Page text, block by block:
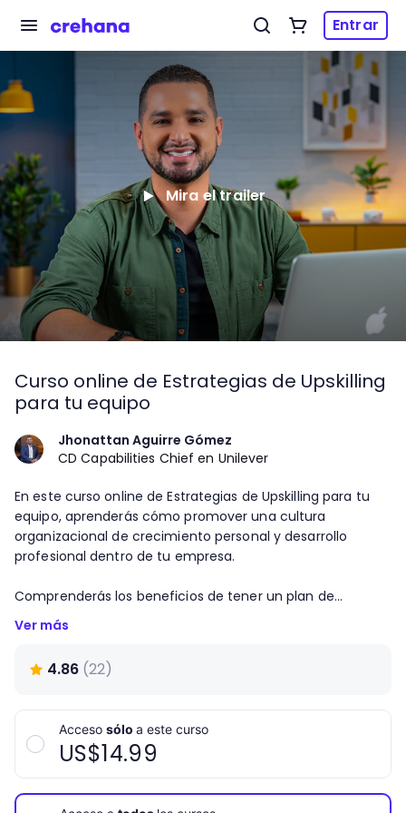
Entrar
Mira el trailer
Curso online de Estrategias de Upskilling
para tu equipo
Jhonattan Aguirre Gómez
CD Capabilities Chief en Unilever
En este curso online de Estrategias de Upskilling para tu
equipo, aprenderás cómo promover una cultura
organizacional de crecimiento personal y desarrollo
profesional dentro de tu empresa.
Comprenderás los beneficios de tener un plan de
desarrollo profesional, tanto para los colaboradores como
desarrollo y crecimiento personal a través de la
formación y capacitación de equipos.
la diferencia entre upskilling y reskilling, así como las
habilidades blandas (soft skills) y duras (hard skills) que
Ver más
4.86 (22)
Acceso sólo a este curso
US$14.99